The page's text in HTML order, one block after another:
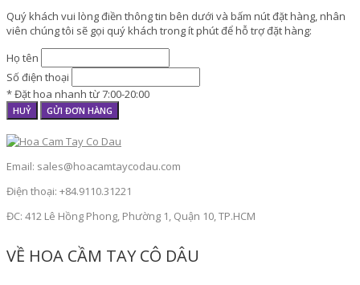
Quý khách vui lòng điền thông tin bên dưới và bấm nút đặt hàng, nhân
viên chúng tôi sẽ gọi quý khách trong ít phút để hỗ trợ đặt hàng:
Họ tên
Số điện thoại
* Đặt hoa nhanh từ 7:00-20:00
HUỶ GỬI ĐƠN HÀNG
Email: sales@hoacamtaycodau.com
Điện thoại: +84.9110.31221
ĐC: 412 Lê Hồng Phong, Phường 1, Quận 10, TP.HCM
VỀ HOA CẦM TAY CÔ DÂU